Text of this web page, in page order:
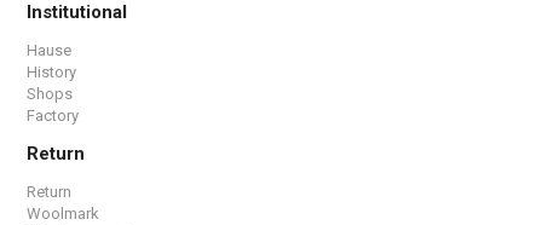
Institutional
Hause
History
Shops
Factory
Return
Return
Woolmark